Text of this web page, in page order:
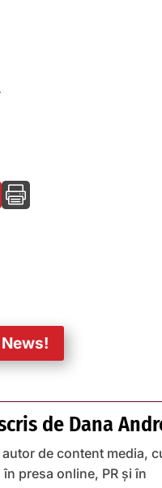

de Dana
de content media,
presa online, PR și în